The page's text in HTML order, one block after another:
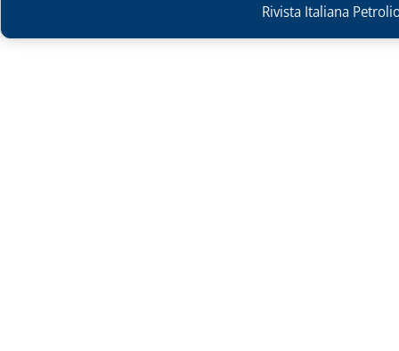
Rivista Italiana